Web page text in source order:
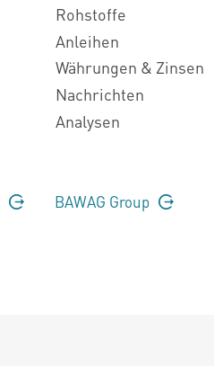
Rohstoffe
Anleihen
Währungen & Zinsen
Nachrichten
Analysen
BAWAG Group